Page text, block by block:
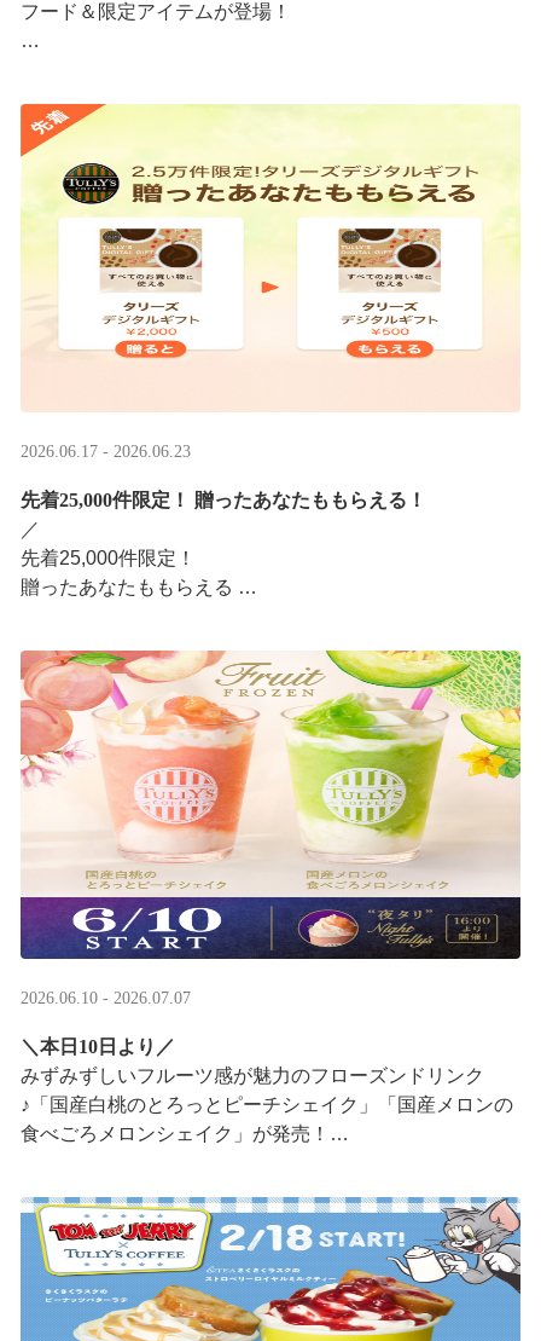
フード＆限定アイテムが登場！
2026.06.17 - 2026.06.23
先着25,000件限定！​ 贈ったあなたももらえる！
／ ​
先着25,000件限定！​
贈ったあなたももらえる ​
LINEギフト限定！タリーズデジタルギフト2,000円分を贈
ると、自分も500円分のデジタルギフトがもらえるキャン
ペーンがスタ ···
2026.06.10 - 2026.07.07
＼本日10日より／
みずみずしいフルーツ感が魅力のフローズンドリンク
♪「国産白桃のとろっとピーチシェイク」「国産メロンの
食べごろメロンシェイク」が発売！
ホイップクリームが無料で2倍 ···